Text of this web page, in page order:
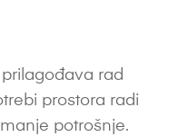
prilagođava rad
prostora radi
potrošnje.